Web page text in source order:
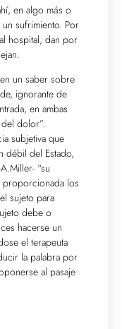
en algo más o
sufrimiento. Por
hospital, dan por
un saber sobre
ignorante de
en ambas
dolor”.
subjetiva que
débil del Estado,
“su
proporcionada los
sujeto para
debe o
hacerse un
el terapeuta
la palabra por
al pasaje